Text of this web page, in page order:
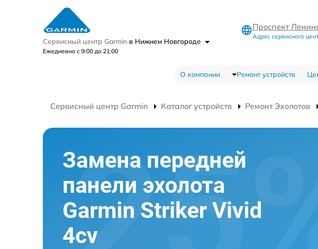
Сервисный центр Garmin в Нижнем Новгороде
Ежедневно с 9:00 до 21:00
Проспект
Адрес сервисного
О компании Ремонт устройств
Сервисный центр Garmin Каталог устройств Ремонт Эхолотов
Замена передней
панели эхолота
Garmin Striker Vivid
4cv